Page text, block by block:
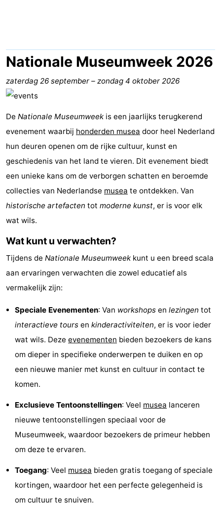
Duinzicht
-
Galgewei
-
Noordzee
Vlissingen
Zeeland
Vebenabos
-
Westduin
Last
minutes
Strand
doen
-
Musea
-
Uitkijkpunten
Attracties
Speeltuinen
Binnenspeeltuinen
centra
Dorpen
Steden
Rondleidingen
Sporten
Nationale Museumweek 2026
zaterdag 26 september – zondag 4 oktober 2026
De Nationale Museumweek is een jaarlijks terugkerend
evenement waarbij honderden musea door heel Nederland
hun deuren openen om de rijke cultuur, kunst en
geschiedenis van het land te vieren. Dit evenement biedt
een unieke kans om de verborgen schatten en beroemde
collecties van Nederlandse musea te ontdekken. Van
historische artefacten tot moderne kunst, er is voor elk
wat wils.
Wat kunt u verwachten?
Tijdens de Nationale Museumweek kunt u een breed scala
aan ervaringen verwachten die zowel educatief als
vermakelijk zijn:
Speciale Evenementen: Van workshops en lezingen tot
interactieve tours en kinderactiviteiten, er is voor ieder
wat wils. Deze evenementen bieden bezoekers de kans
om dieper in specifieke onderwerpen te duiken en op
een nieuwe manier met kunst en cultuur in contact te
komen.
Exclusieve Tentoonstellingen: Veel musea lanceren
nieuwe tentoonstellingen speciaal voor de
Museumweek, waardoor bezoekers de primeur hebben
om deze te ervaren.
Toegang: Veel musea bieden gratis toegang of speciale
kortingen, waardoor het een perfecte gelegenheid is
om cultuur te snuiven.